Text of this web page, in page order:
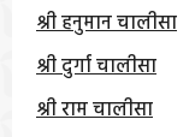
श्री हनुमान चालीसा
श्री दुर्गा चालीसा
श्री राम चालीसा